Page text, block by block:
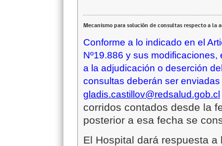
Mecanismo para solución de consultas respecto a la
Conforme a lo indicado en el
Nº19.886 y sus
a la adjudicación o deserción
consultas deberán ser
gladis.castillov@redsalud.gob.cl
corridos contados desde la
posterior a esa fecha se
El Hospital dará respuesta